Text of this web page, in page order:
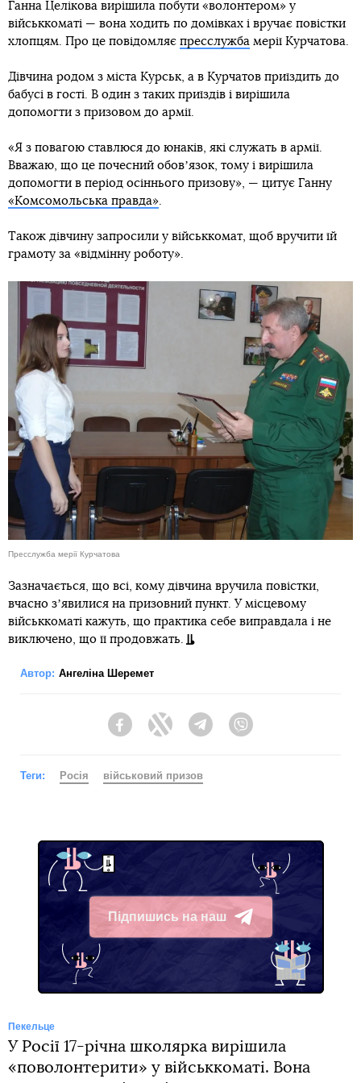
Ганна Целікова вирішила побути «волонтером» у
військкоматі — вона ходить по домівках і вручає повістки
хлопцям. Про це повідомляє пресслужба мерії Курчатова.
Дівчина родом з міста Курськ, а в Курчатов приїздить до
бабусі в гості. В один з таких приїздів і вирішила
допомогти з призовом до армії.
«Я з повагою ставлюся до юнаків, які служать в армії.
Вважаю, що це почесний обовʼязок, тому і вирішила
допомогти в період осіннього призову», — цитує Ганну
«Комсомольська правда».
Також дівчину запросили у військкомат, щоб вручити їй
грамоту за «відмінну роботу».
Пресслужба мерії Курчатова
Зазначається, що всі, кому дівчина вручила повістки,
вчасно зʼявилися на призовний пункт. У місцевому
військкоматі кажуть, що практика себе виправдала і не
виключено, що її продовжать.
Автор: Ангеліна Шеремет
FacebookTwitter Telegram
Теги: Росія військовий призов
Підпишись на наш
Telegram
Пекельце
У Росії 17-річна школярка вирішила
«поволонтерити» у військкоматі. Вона